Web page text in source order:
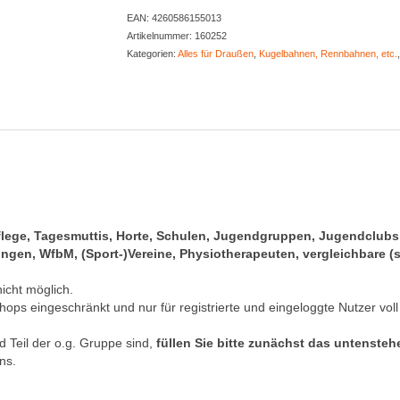
EAN: 4260586155013
Artikelnummer: 160252
Kategorien: Alles für Draußen, Kugelbahnen, Rennbahnen, etc.
Tagesmuttis, Horte, Schulen, Jugendgruppen,
WfbM, (Sport-)Vereine, Physiotherapeuten, vergleichbare
möglich.
eingeschränkt und nur für registrierte und eingeloggte Nutzer
Teil der o.g. Gruppe sind, füllen Sie bitte zunächst das